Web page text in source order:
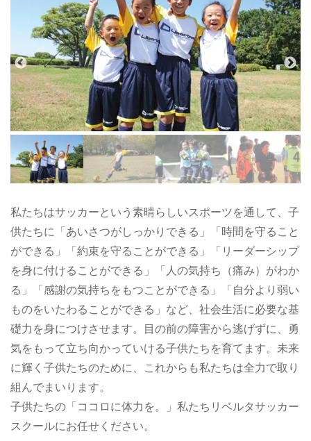
私たちはサッカーという素晴らしいスポーツを通して、子
供たちに「あいさつがしっかりできる」「時間を守ること
ができる」「約束を守ることができる」「リーダーシップ
を身に付けることができる」「人の気持ち（痛み）がわか
る」「感謝の気持ちをもつことができる」「自分より弱い
ものをいたわることができる」など、社会生活に必要な基
礎力を身につけさせます。目の前の障害から逃げずに、勇
気をもって立ち向かっていける子供たちを育てます。未来
に輝く子供たちのために、これからも私たちは全力で取り
組んでまいります。
子供たちの「ココロに体力を。」私たちリベルタサッカー
スクールにお任せください。